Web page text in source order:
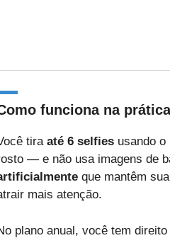
funciona na prática
tira até 6 selfies usando
— e não usa imagens de
que mantêm
mais atenção.
plano anual, você tem direito